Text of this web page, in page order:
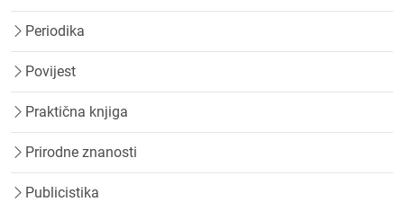
Periodika
Povijest
Praktična knjiga
Prirodne znanosti
Publicistika